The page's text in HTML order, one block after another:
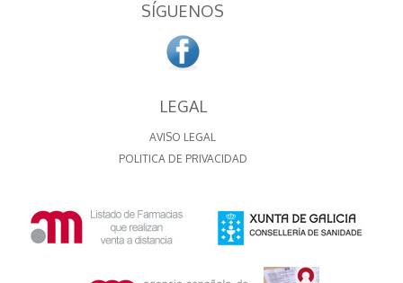
SÍGUENOS
LEGAL
AVISO LEGAL
POLITICA DE PRIVACIDAD